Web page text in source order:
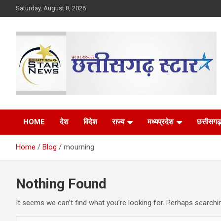
to
Saturday, August 8, 2026
Chhattisgarh Star
HOME देश विदेश राज्य मध्यप्रदेश छत्तीसगढ़
Home Blog mourning
Nothing Found
It seems we can’t find what you’re looking for. Perhaps